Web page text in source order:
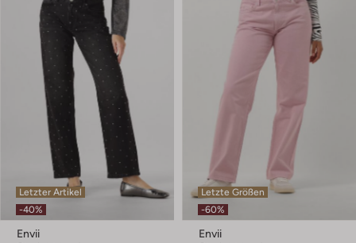
Letzter Artikel
-40%
Envii
Letzte Größen
-60%
Envii